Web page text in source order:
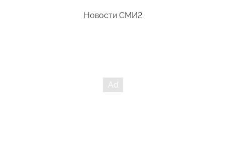
Божьей помощью, и на много лет вперед...
Новости СМИ2